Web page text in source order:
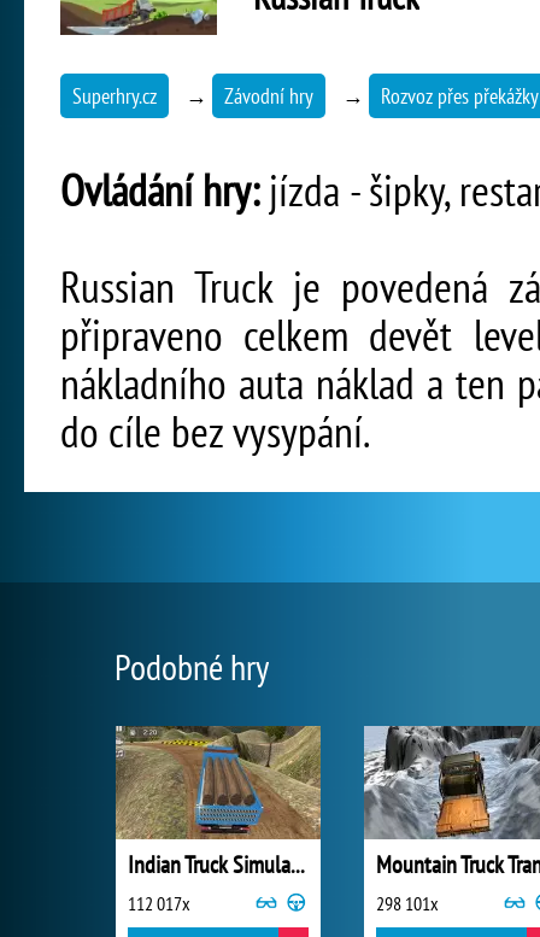
Superhry.cz → Závodní hry → Rozvoz přes překážky
Ovládání hry:jízda - šipky,
Russian Truck je povedená
připraveno celkem devět
nákladního auta náklad a ten
do cíle bez vysypání.
Podobné hry
Indian Truck Simulator 3D
112 017x 298 101x